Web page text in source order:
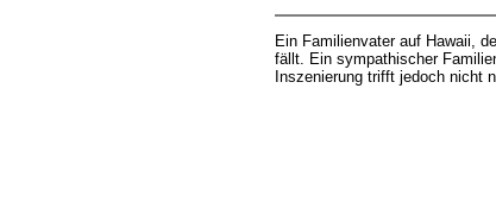
Ein Familienvater auf Hawaii,
fällt. Ein sympathischer
Inszenierung trifft jedoch nicht